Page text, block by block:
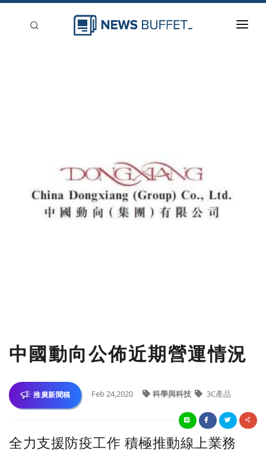
中國動向公佈近期營運情況
推廣新聞稿 Feb 24,2020 科學與科技 3C產品
全力支援防疫工作 積極推動線上業務